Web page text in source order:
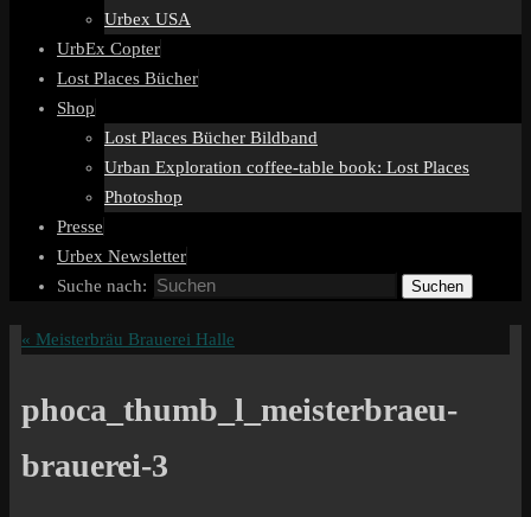
Urbex USA
UrbEx Copter
Lost Places Bücher
Shop
Lost Places Bücher Bildband
Urban Exploration coffee-table book: Lost Places
Photoshop
Presse
Urbex Newsletter
Suche nach:
Suchen
« Meisterbräu Brauerei Halle
phoca_thumb_l_meisterbraeu-
brauerei-3